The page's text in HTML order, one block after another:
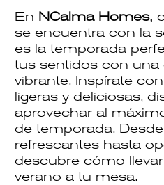
En NCalma Homes,
se encuentra con la
es la temporada
tus sentidos con una
vibrante. Inspírate
ligeras y deliciosas,
aprovechar al
de temporada.
refrescantes hasta
descubre cómo
verano a tu mesa.